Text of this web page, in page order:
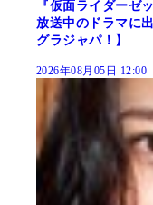
『仮面ライダー
放送中のドラマに
グラジャパ！】
2026年08月05日 12:00